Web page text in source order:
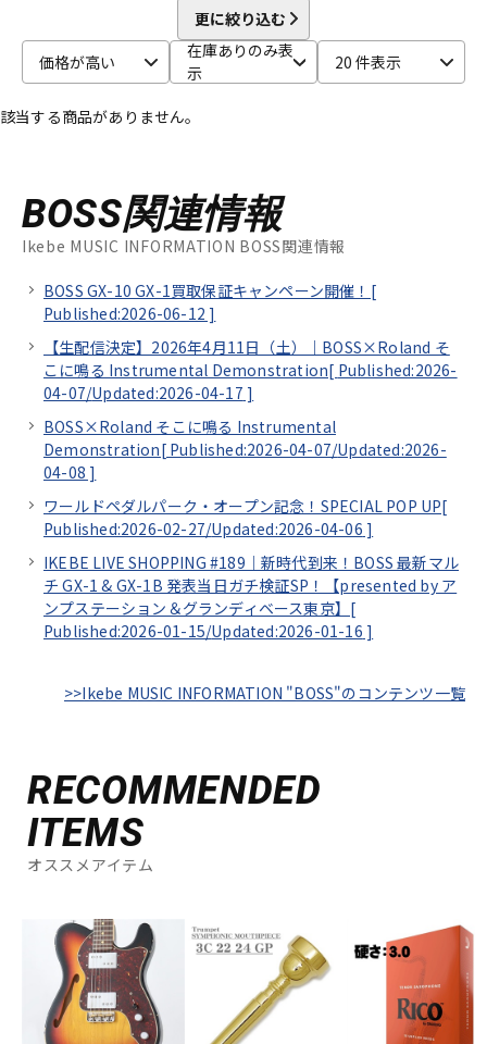
更に絞り込む
価格が高い
在庫ありのみ表
示
20 件表示
該当する商品がありません。
BOSS関連情報
Ikebe MUSIC INFORMATION BOSS関連情報
BOSS GX-10 GX-1買取保証キャンペーン開催！[
Published:2026-06-12 ]
【生配信決定】2026年4月11日（土）｜BOSS×Roland そ
こに鳴る Instrumental Demonstration[ Published:2026-
04-07/Updated:2026-04-17 ]
BOSS×Roland そこに鳴る Instrumental
Demonstration[ Published:2026-04-07/Updated:2026-
04-08 ]
ワールドペダルパーク・オープン記念！SPECIAL POP UP[
Published:2026-02-27/Updated:2026-04-06 ]
IKEBE LIVE SHOPPING #189｜新時代到来！BOSS 最新マル
チ GX-1 & GX-1B 発表当日ガチ検証SP！【presented by ア
ンプステーション＆グランディベース東京】[
Published:2026-01-15/Updated:2026-01-16 ]
>>Ikebe MUSIC INFORMATION "BOSS"のコンテンツ一覧
RECOMMENDED
ITEMS
オススメアイテム